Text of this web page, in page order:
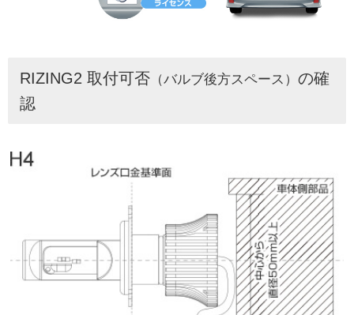
RIZING2 取付可否 （バルブ後方スペース） の確
認